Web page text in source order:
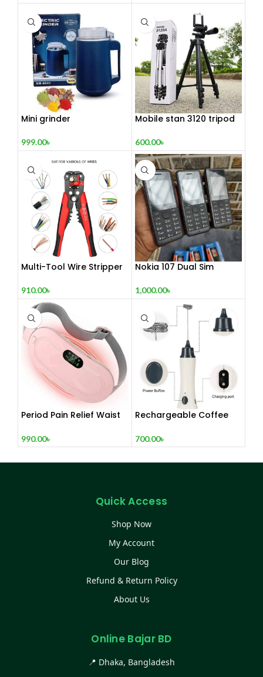
Mini grinder
999.00৳
Mobile stan 3120 tripod
600.00৳
Multi-Tool Wire Stripper
910.00৳
Nokia 107 Dual Sim
1,000.00৳
Period Pain Relief Waist
990.00৳
Rechargeable Coffee
Foamer.
700.00৳
Quick Access
Shop Now
My Account
Our Blog
Refund & Return Policy
About Us
Online Bajar BD
📍 Dhaka, Bangladesh